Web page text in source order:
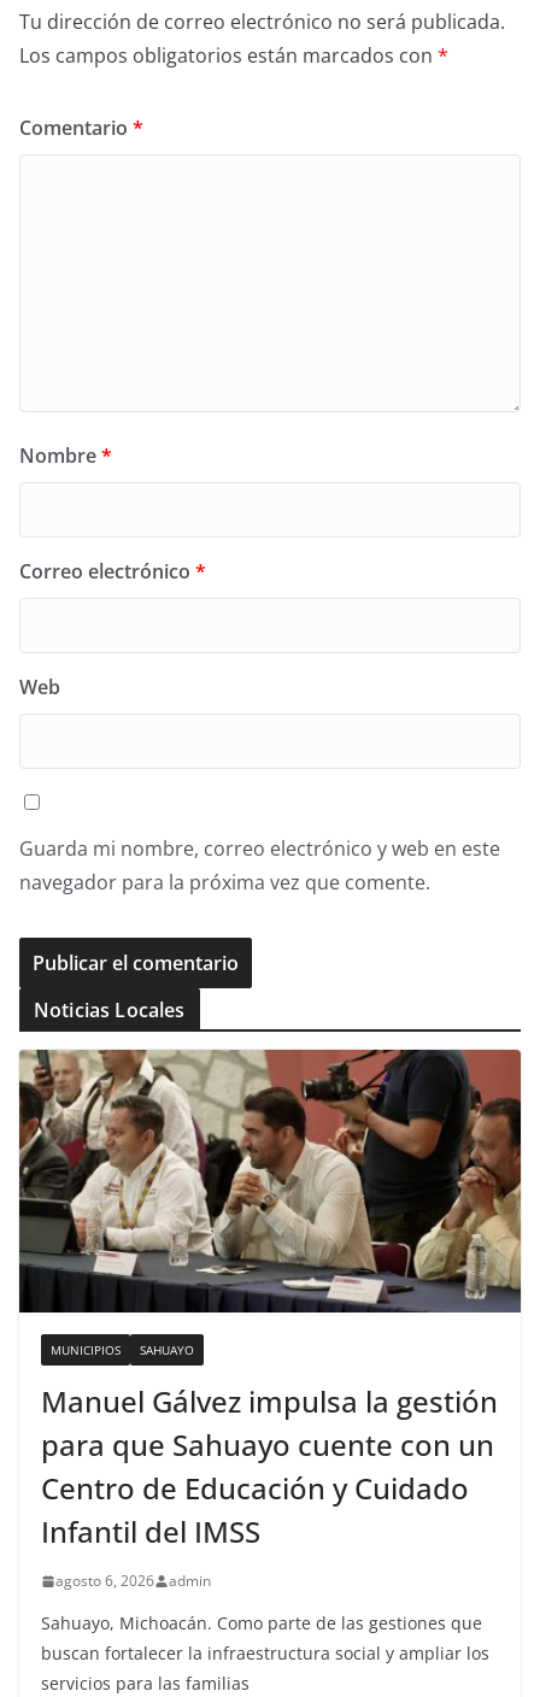
Tu dirección de correo electrónico no será publicada.
Los campos obligatorios están marcados con *
Comentario *
Nombre*
Correo electrónico *
Web
Guarda mi nombre, correo electrónico y web en este
navegador para la próxima vez que comente.
Noticias Locales
MUNICIPIOS SAHUAYO
Manuel Gálvez impulsa la gestión
para que Sahuayo cuente con un
Centro de Educación y Cuidado
Infantil del IMSS
agosto 6, 2026 admin
Sahuayo, Michoacán. Como parte de las gestiones que
buscan fortalecer la infraestructura social y ampliar los
servicios para las familias